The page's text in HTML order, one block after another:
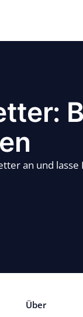
an und
Über